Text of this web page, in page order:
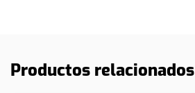
Productos relacionados